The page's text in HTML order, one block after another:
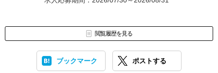
閲覧履歴を見る
ブックマーク ポストする